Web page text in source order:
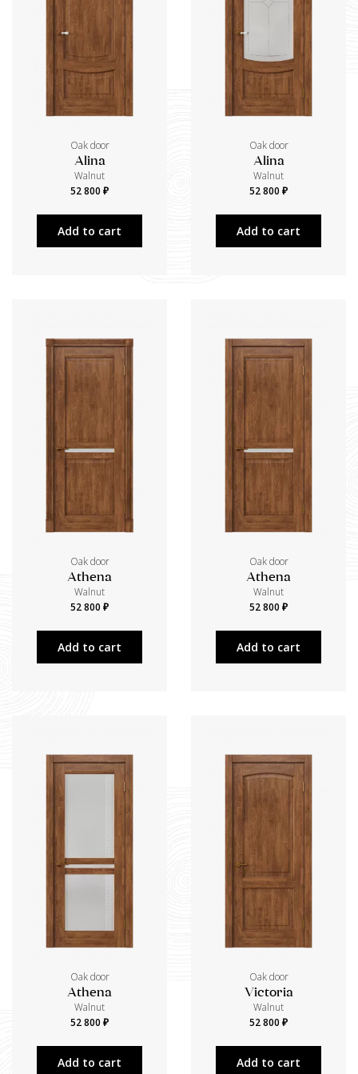
Oak door
Alina
Walnut
52 800 ₽
Add to cart
Oak door
Alina
Walnut
52 800 ₽
Add to cart
Oak door
Athena
Walnut
52 800 ₽
Add to cart
Oak door
Athena
Walnut
52 800 ₽
Add to cart
Oak door
Athena
Walnut
52 800 ₽
Add to cart
Oak door
Victoria
Walnut
52 800 ₽
Add to cart